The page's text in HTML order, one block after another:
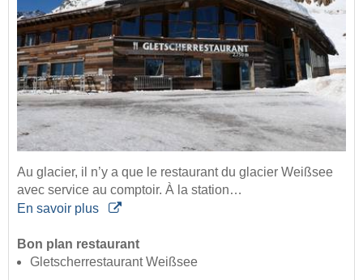
Au glacier, il n’y a que le restaurant du glacier Weißsee
avec service au comptoir. À la station…
En savoir plus
Bon plan restaurant
Gletscherrestaurant Weißsee